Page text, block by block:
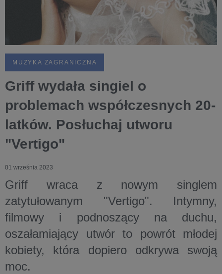
MUZYKA ZAGRANICZNA
Griff wydała singiel o
problemach współczesnych 20-
latków. Posłuchaj utworu
"Vertigo"
01 września 2023
Griff wraca z nowym singlem
zatytułowanym "Vertigo". Intymny,
filmowy i podnoszący na duchu,
oszałamiający utwór to powrót młodej
kobiety, która dopiero odkrywa swoją
moc.